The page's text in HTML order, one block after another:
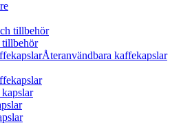
tillbehör
Återanvändbara kaffekapslar